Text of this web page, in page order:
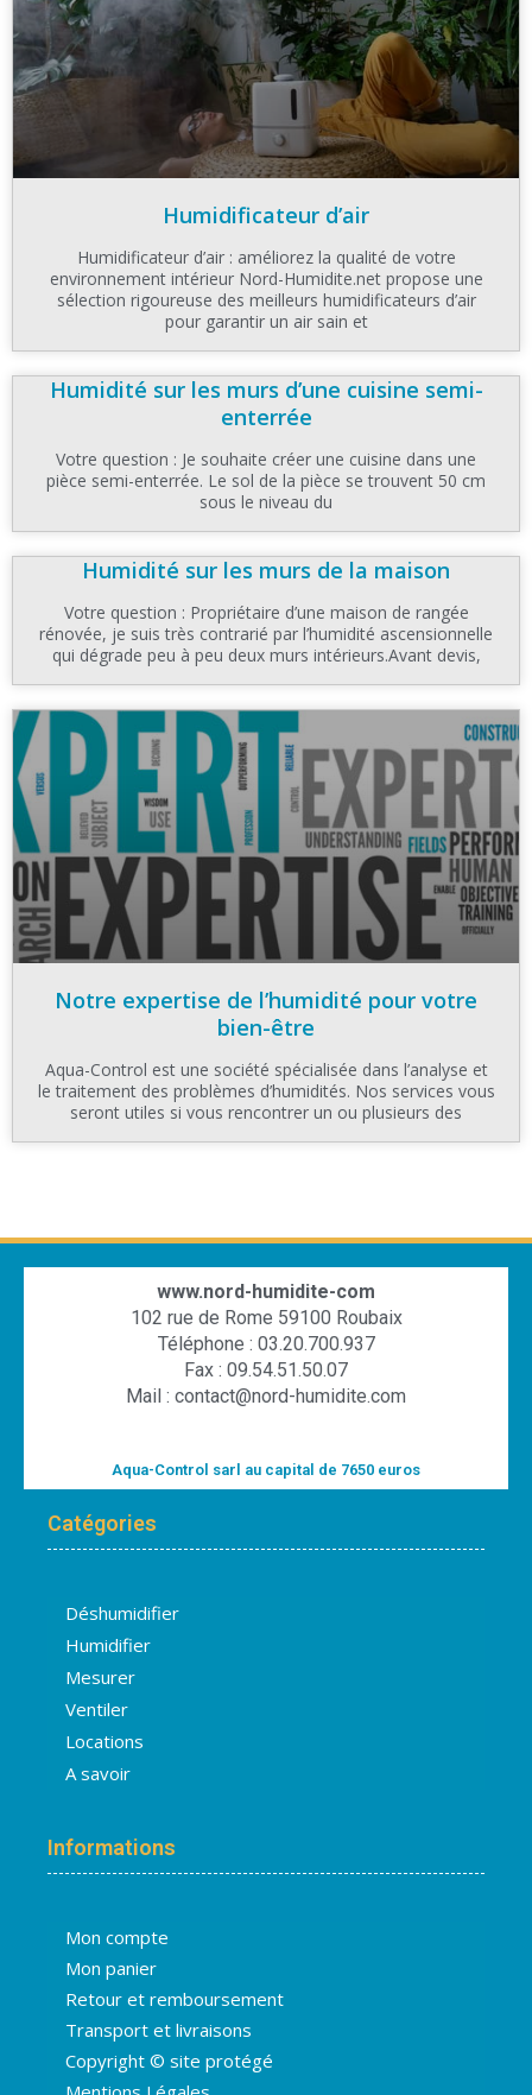
Humidificateur d’air
Humidificateur d’air : améliorez la qualité de votre
environnement intérieur Nord-Humidite.net propose une
sélection rigoureuse des meilleurs humidificateurs d’air
pour garantir un air sain et
Humidité sur les murs d’une cuisine semi-
enterrée
Votre question : Je souhaite créer une cuisine dans une
pièce semi-enterrée. Le sol de la pièce se trouvent 50 cm
sous le niveau du
Humidité sur les murs de la maison
Votre question : Propriétaire d’une maison de rangée
rénovée, je suis très contrarié par l’humidité ascensionnelle
qui dégrade peu à peu deux murs intérieurs.Avant devis,
Notre expertise de l’humidité pour votre
bien-être
Aqua-Control est une société spécialisée dans l’analyse et
le traitement des problèmes d’humidités. Nos services vous
seront utiles si vous rencontrer un ou plusieurs des
www.nord-humidite-com
102 rue de Rome 59100 Roubaix
Téléphone : 03.20.700.937
Fax : 09.54.51.50.07
Mail : contact@nord-humidite.com
Aqua-Control sarl au capital de 7650 euros
Catégories
Déshumidifier
Humidifier
Mesurer
Ventiler
Locations
A savoir
Informations
Mon compte
Mon panier
Retour et remboursement
Transport et livraisons
Copyright © site protégé